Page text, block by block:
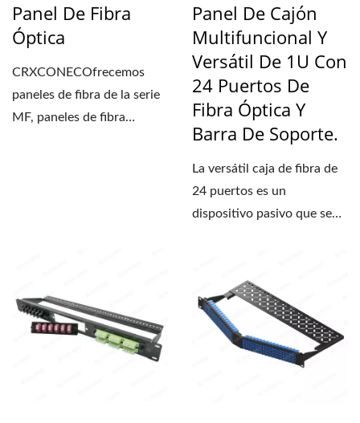
Panel De Fibra
Óptica
CRXCONECOfrecemos
paneles de fibra de la serie
MF, paneles de fibra
Panel De Cajón
Multifuncional Y
Versátil De 1U Con
24 Puertos De
Fibra Óptica Y
Barra De Soporte.
La versátil caja de fibra de
24 puertos es un
dispositivo pasivo que se